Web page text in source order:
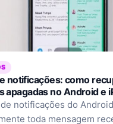
notificações: como
apagadas no Android e
notificações do
toda mensagem